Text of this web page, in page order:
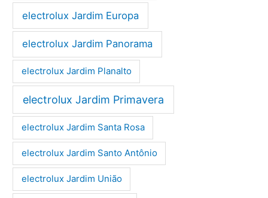
electrolux Jardim Europa
electrolux Jardim Panorama
electrolux Jardim Planalto
electrolux Jardim Primavera
electrolux Jardim Santa Rosa
electrolux Jardim Santo Antônio
electrolux Jardim União